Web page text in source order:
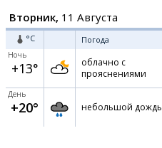
Вторник, 11 Августа
°C Погода
Ночь
+13°
облачно с
прояснениями
День
+20° небольшой дождь